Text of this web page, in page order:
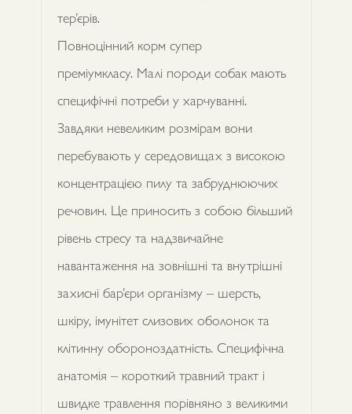
тер’єрів.
Повноцінний корм супер
преміумкласу. Малі породи собак мають
специфічні потреби у харчуванні.
Завдяки невеликим розмірам вони
перебувають у середовищах з високою
концентрацією пилу та забруднюючих
речовин. Це приносить з собою більший
рівень стресу та надзвичайне
навантаження на зовнішні та внутрішні
захисні бар’єри організму – шерсть,
шкіру, імунітет слизових оболонок та
клітинну обороноздатність. Специфічна
анатомія – короткий травний тракт і
швидке травлення порівняно з великими